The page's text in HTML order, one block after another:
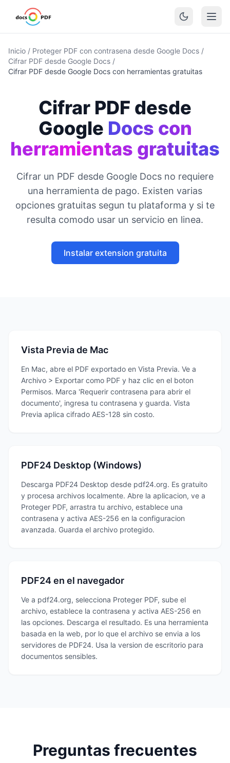
Inicio / Proteger PDF con contrasena desde Google Docs /
Cifrar PDF desde Google Docs /
Cifrar PDF desde Google Docs con herramientas gratuitas
Cifrar PDF desde
Google Docs con
herramientas gratuitas
Cifrar un PDF desde Google Docs no requiere
una herramienta de pago. Existen varias
opciones gratuitas segun tu plataforma y si te
resulta comodo usar un servicio en linea.
Instalar extension gratuita
Vista Previa de Mac
En Mac, abre el PDF exportado en Vista Previa. Ve a
Archivo > Exportar como PDF y haz clic en el boton
Permisos. Marca 'Requerir contrasena para abrir el
documento', ingresa tu contrasena y guarda. Vista
Previa aplica cifrado AES-128 sin costo.
PDF24 Desktop (Windows)
Descarga PDF24 Desktop desde pdf24.org. Es gratuito
y procesa archivos localmente. Abre la aplicacion, ve a
Proteger PDF, arrastra tu archivo, establece una
contrasena y activa AES-256 en la configuracion
avanzada. Guarda el archivo protegido.
PDF24 en el navegador
Ve a pdf24.org, selecciona Proteger PDF, sube el
archivo, establece la contrasena y activa AES-256 en
las opciones. Descarga el resultado. Es una herramienta
basada en la web, por lo que el archivo se envia a los
servidores de PDF24. Usa la version de escritorio para
documentos sensibles.
Preguntas frecuentes